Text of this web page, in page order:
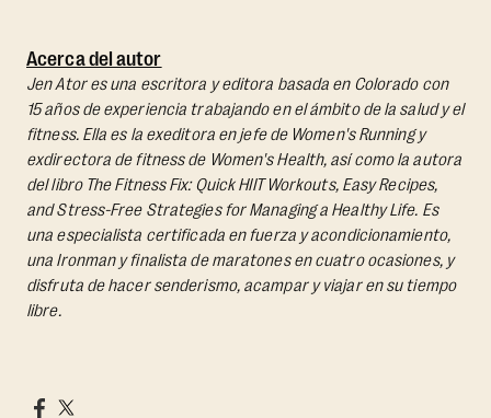
Acerca del autor
Jen Ator es una escritora y editora basada en Colorado con
15 años de experiencia trabajando en el ámbito de la salud y el
fitness. Ella es la exeditora en jefe de Women's Running y
exdirectora de fitness de Women's Health, así como la autora
del libro The Fitness Fix: Quick HIIT Workouts, Easy Recipes,
and Stress-Free Strategies for Managing a Healthy Life. Es
una especialista certificada en fuerza y acondicionamiento,
una Ironman y finalista de maratones en cuatro ocasiones, y
disfruta de hacer senderismo, acampar y viajar en su tiempo
libre.